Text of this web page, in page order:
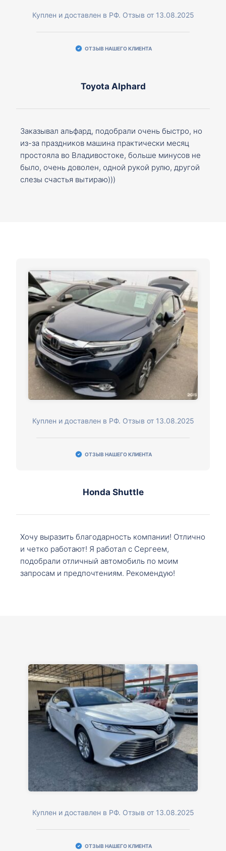
Куплен и доставлен в РФ. Отзыв от 13.08.2025
ОТЗЫВ НАШЕГО КЛИЕНТА
Toyota Alphard
Заказывал альфард, подобрали очень быстро, но
из-за праздников машина практически месяц
простояла во Владивостоке, больше минусов не
было, очень доволен, одной рукой рулю, другой
слезы счастья вытираю)))
Куплен и доставлен в РФ. Отзыв от 13.08.2025
ОТЗЫВ НАШЕГО КЛИЕНТА
Honda Shuttle
Хочу выразить благодарность компании! Отлично
и четко работают! Я работал с Сергеем,
подобрали отличный автомобиль по моим
запросам и предпочтениям. Рекомендую!
Куплен и доставлен в РФ. Отзыв от 13.08.2025
ОТЗЫВ НАШЕГО КЛИЕНТА